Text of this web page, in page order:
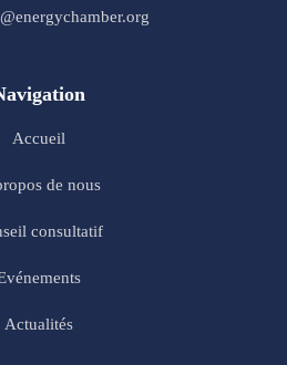
Accueil
de nous
consultatif
Actualités